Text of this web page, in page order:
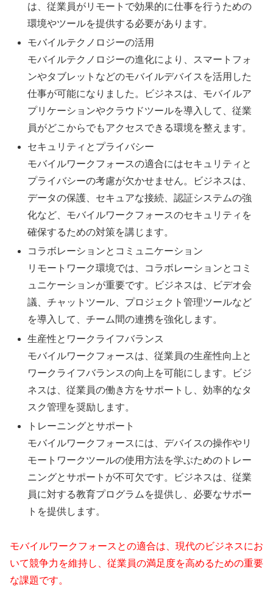
は、従業員がリモートで効果的に仕事を行うための
環境やツールを提供する必要があります。
モバイルテクノロジーの活用
モバイルテクノロジーの進化により、スマートフォ
ンやタブレットなどのモバイルデバイスを活用した
仕事が可能になりました。ビジネスは、モバイルア
プリケーションやクラウドツールを導入して、従業
員がどこからでもアクセスできる環境を整えます。
セキュリティとプライバシー
モバイルワークフォースの適合にはセキュリティと
プライバシーの考慮が欠かせません。ビジネスは、
データの保護、セキュアな接続、認証システムの強
化など、モバイルワークフォースのセキュリティを
確保するための対策を講じます。
コラボレーションとコミュニケーション
リモートワーク環境では、コラボレーションとコミ
ュニケーションが重要です。ビジネスは、ビデオ会
議、チャットツール、プロジェクト管理ツールなど
を導入して、チーム間の連携を強化します。
生産性とワークライフバランス
モバイルワークフォースは、従業員の生産性向上と
ワークライフバランスの向上を可能にします。ビジ
ネスは、従業員の働き方をサポートし、効率的なタ
スク管理を奨励します。
トレーニングとサポート
モバイルワークフォースには、デバイスの操作やリ
モートワークツールの使用方法を学ぶためのトレー
ニングとサポートが不可欠です。ビジネスは、従業
員に対する教育プログラムを提供し、必要なサポー
トを提供します。
モバイルワークフォースとの適合は、現代のビジネスにお
いて競争力を維持し、従業員の満足度を高めるための重要
な課題です。